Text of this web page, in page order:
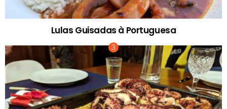
Lulas Guisadas à Portuguesa